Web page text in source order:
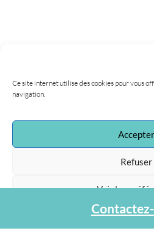
Ce site internet utilise des cookies pour vous
navigation.
Accepter
Refuser
Voir les
Protection des données
Association
75015 Paris